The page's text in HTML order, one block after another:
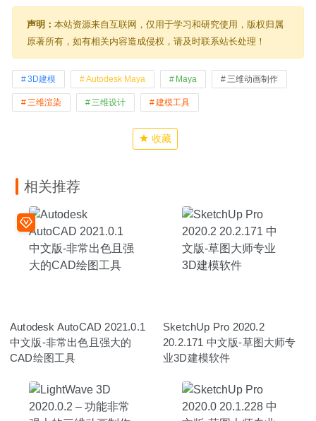
声明： 本站资源来自互联网，仅用于学习和研究使用，版权归属
原著所有，如有相关内容造成侵权，请及时联系站长处理！
3D建模 Autodesk Maya Maya 三维动画制作
三维渲染 三维设计 建模工具
收藏
相关推荐
Autodesk AutoCAD 2021.0.1
中文版-非常出色且强大的
CAD绘图工具
SketchUp Pro 2020.2
20.2.171 中文版-草图大师专
业3D建模软件